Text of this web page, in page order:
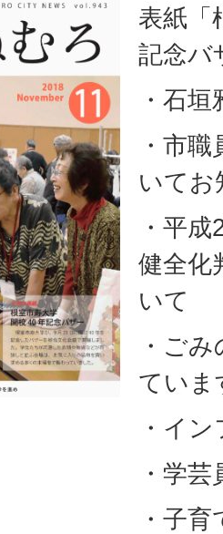
表紙「
記念バ
・石
・市
いてお
・平
健全化
いて
・ご
ていま
・イ
・学
・子